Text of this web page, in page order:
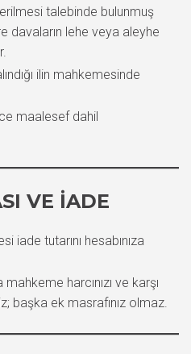
talebinde bulunmuş
davaların lehe veya aleyhe
ilin mahkemesinde
maalesef dahil
VE İADE
iade tutarını hesabınıza
mahkeme harcınızı ve karşı
başka ek masrafınız olmaz.